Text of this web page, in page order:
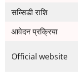
सब्सिडी राशि
आवेदन प्रक्रिया
Official website